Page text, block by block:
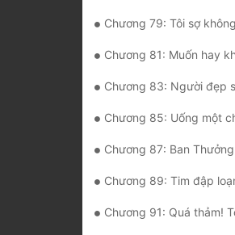
Chương 79: Tôi sợ
Chương 81: Muốn hay
Chương 83: Người đẹp
Chương 85: Uống một
Chương 87: Ban
Chương 89: Tim đập
Chương 91: Quá thảm!